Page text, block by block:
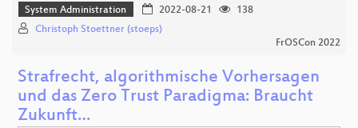
System Administration 2022-08-21
138
Christoph Stoettner (stoeps)
FrOSCon 2022
Strafrecht, algorithmische Vorhersagen
und das Zero Trust Paradigma: Braucht
Zukunft…